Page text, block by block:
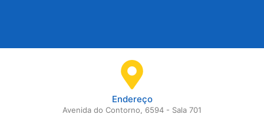
Endereço
Avenida do Contorno, 6594 - Sala 701